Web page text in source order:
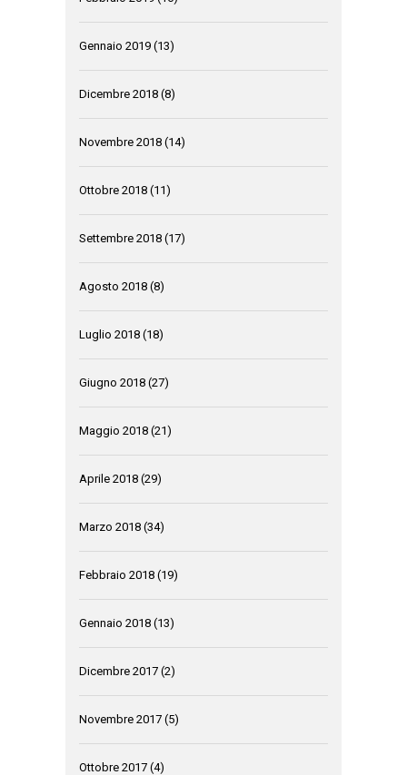
Gennaio 2019 (13)
Dicembre 2018 (8)
Novembre 2018 (14)
Ottobre 2018 (11)
Settembre 2018 (17)
Agosto 2018 (8)
Luglio 2018 (18)
Giugno 2018 (27)
Maggio 2018 (21)
Aprile 2018 (29)
Marzo 2018 (34)
Febbraio 2018 (19)
Gennaio 2018 (13)
Dicembre 2017 (2)
Novembre 2017 (5)
Ottobre 2017 (4)